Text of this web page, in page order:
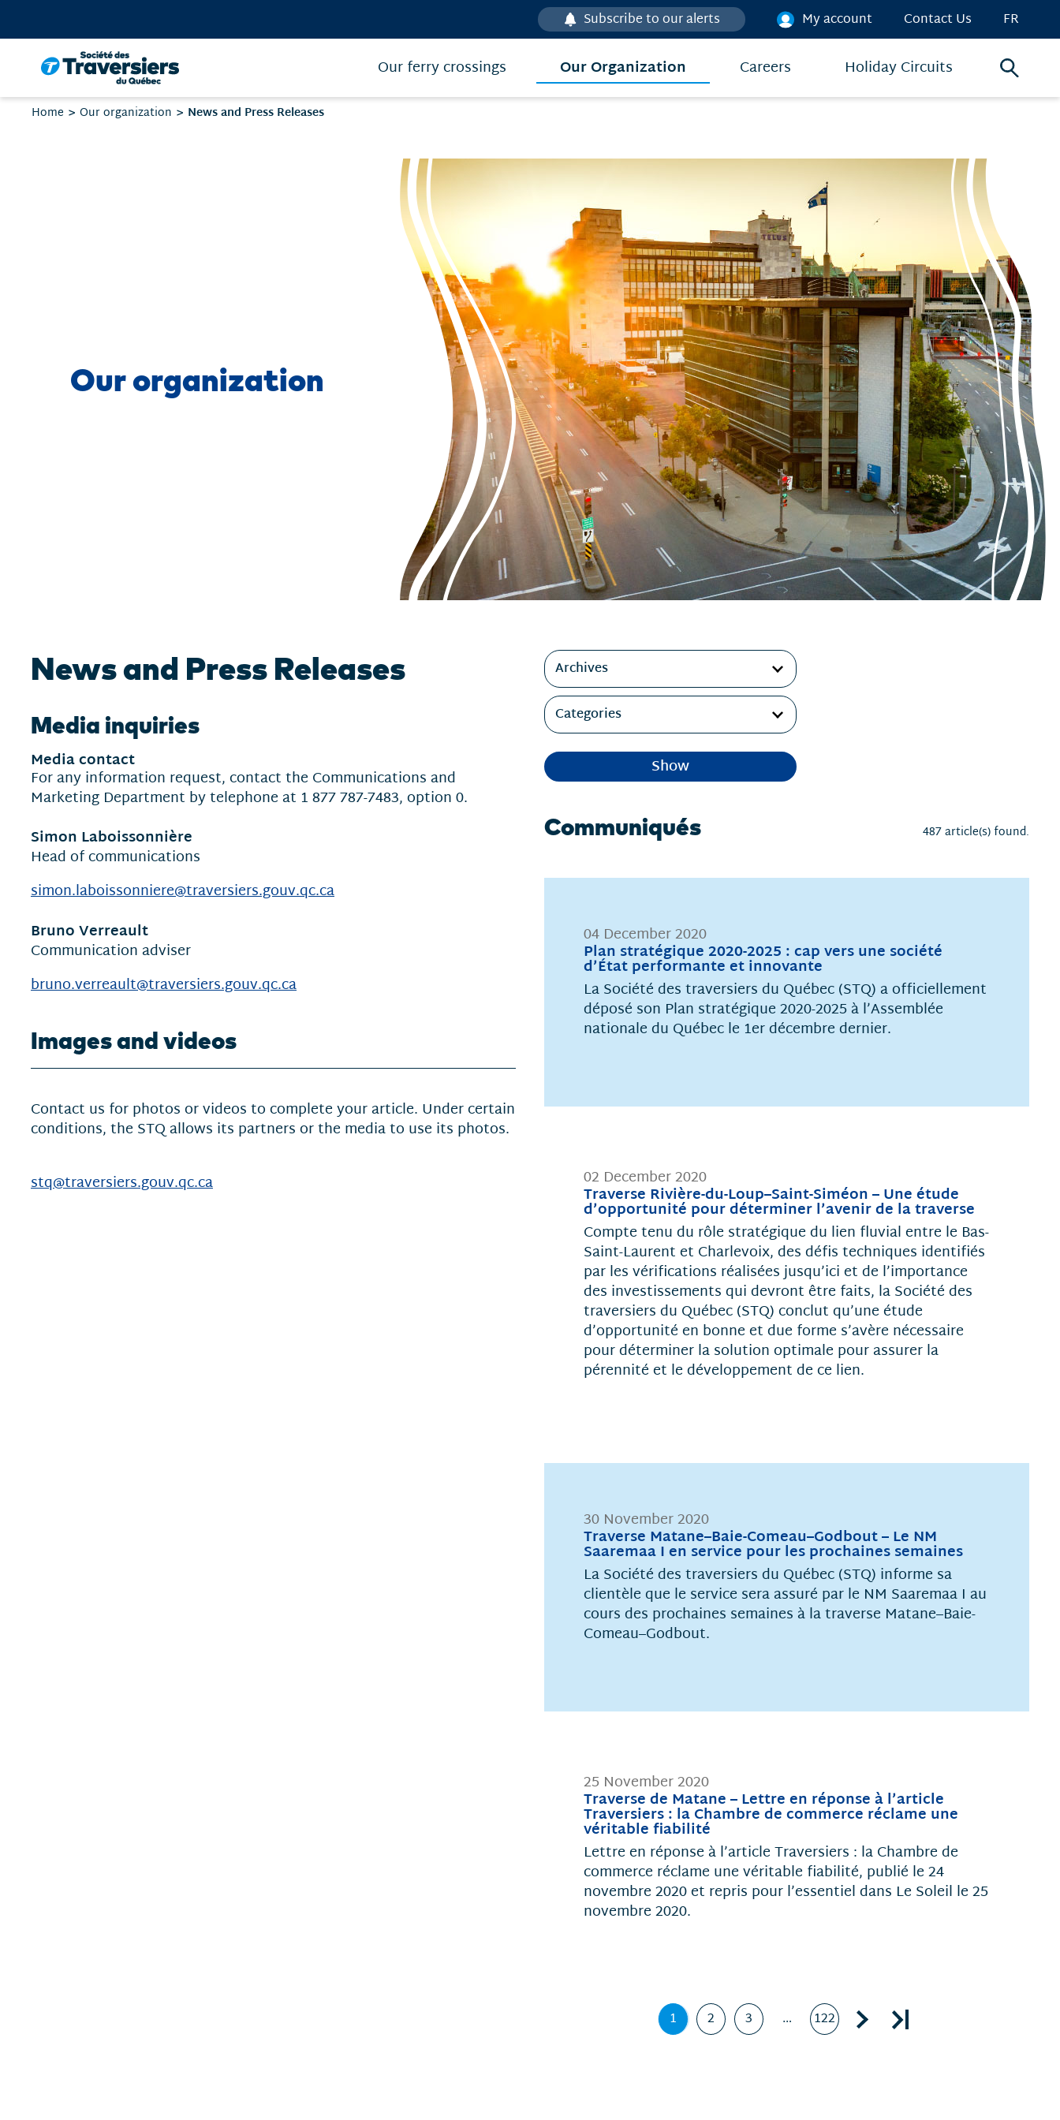
content
Subscribe to our alerts My account Contact Us FR
Our ferry crossings Our Organization Careers
Holiday Circuits
Your
Home Our organization News and Press Releases
Our organization
News and Press Releases
Media inquiries
Media contact
For any information request, contact the Communications and
Marketing Department by telephone at 1 877 787-7483, option 0.
Simon Laboissonnière
Head of communications
simon.laboissonniere@traversiers.gouv.qc.ca
Bruno Verreault
Communication adviser
bruno.verreault@traversiers.gouv.qc.ca
Images and videos
Contact us for photos or videos to complete your article. Under certain
conditions, the STQ allows its partners or the media to use its photos.
stq@traversiers.gouv.qc.ca
Filtres
Archives
Categories
Show
Communiqués 487 article(s) found.
Plan stratégique 2020-2025 : cap vers une société
d’État performante et innovante
04 December 2020
La Société des traversiers du Québec (STQ) a officiellement
déposé son Plan stratégique 2020-2025 à l’Assemblée
nationale du Québec le 1er décembre dernier.
Traverse Rivière-du-Loup–Saint-Siméon – Une étude
d’opportunité pour déterminer l’avenir de la traverse
02 December 2020
Compte tenu du rôle stratégique du lien fluvial entre le Bas-
Saint-Laurent et Charlevoix, des défis techniques identifiés
par les vérifications réalisées jusqu’ici et de l’importance
des investissements qui devront être faits, la Société des
traversiers du Québec (STQ) conclut qu’une étude
d’opportunité en bonne et due forme s’avère nécessaire
pour déterminer la solution optimale pour assurer la
pérennité et le développement de ce lien.
Traverse Matane–Baie-Comeau–Godbout – Le NM
Saaremaa I en service pour les prochaines semaines
30 November 2020
La Société des traversiers du Québec (STQ) informe sa
clientèle que le service sera assuré par le NM Saaremaa I au
cours des prochaines semaines à la traverse Matane–Baie-
Comeau–Godbout.
Traverse de Matane – Lettre en réponse à l’article
Traversiers : la Chambre de commerce réclame une
véritable fiabilité
25 November 2020
Lettre en réponse à l’article Traversiers : la Chambre de
commerce réclame une véritable fiabilité, publié le 24
novembre 2020 et repris pour l’essentiel dans Le Soleil le 25
novembre 2020.
Page
1
,
page
Page
2 Page
3 … Page
122 Next page, page 2 Last page, page 122